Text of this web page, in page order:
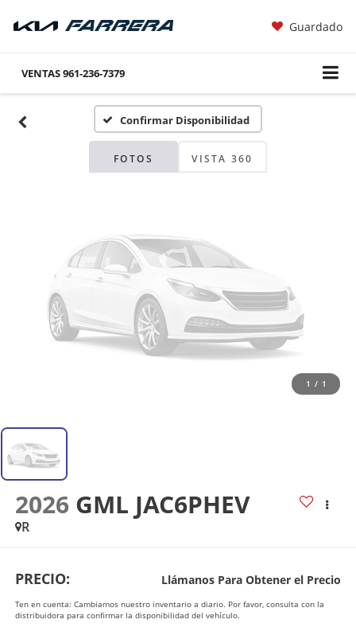
Guardado
VENTAS961-236-7379
Confirmar Disponibilidad
FOTOS VISTA 360
Fotos No
Disponibles
Por favor, revise luego
1 / 1
2026 GML JAC6PHEV
R
PRECIO: Llámanos Para Obtener el Precio
Ten en cuenta: Cambiamos nuestro inventario a diario. Por favor, consulta con la
distribuidora para confirmar la disponibilidad del vehículo.